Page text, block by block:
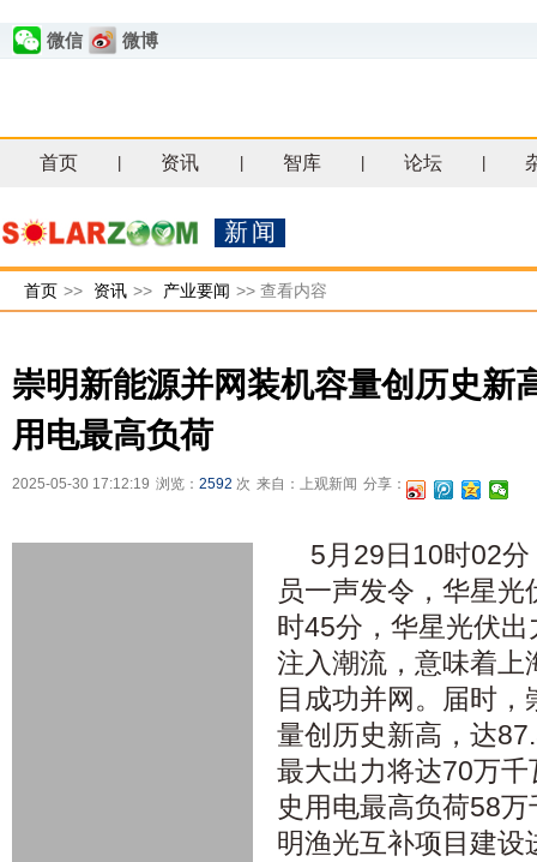
微信 微博
首页 资讯 智库 论坛
新闻
首页 >> 资讯 >> 产业要闻 >> 查看内容
崇明新能源并网装机容量创历史新
用电最高负荷
2025-05-30 17:12:19 浏览： 2592 次 来自：上观新闻 分享：
5月29日10时02
员一声发令，华星
时45分，华星光伏
注入潮流，意味着上
目成功并网。届时
量创历史新高，达
最大出力将达70万
史用电最高负荷58
明渔光互补项目建设